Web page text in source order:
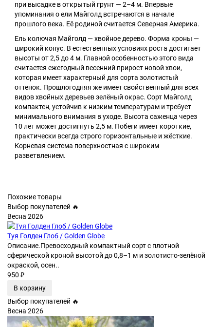
при высадке в открытый грунт — 2–4 м. Впервые
упоминания о ели Майголд встречаются в начале
прошлого века. Её родиной считается Северная Америка.
Ель колючая Майголд — хвойное дерево. Форма кроны —
широкий конус. В естественных условиях роста достигает
высоты от 2,5 до 4 м. Главной особенностью этого вида
считается ежегодный весенний прирост новой хвои,
которая имеет характерный для сорта золотистый
оттенок. Прошлогодняя же имеет свойственный для всех
видов хвойных деревьев зелёный окрас. Сорт Майголд
компактен, устойчив к низким температурам и требует
минимального внимания в уходе. Высота саженца через
10 лет может достигнуть 2,5 м. Побеги имеет короткие,
практически всегда строго горизонтальные и жёсткие.
Корневая система поверхностная с широким
разветвлением.
Похожие товары
Выбор покупателей 🔥
Весна 2026
Туя Голден Глоб / Golden Globe
Описание.Превосходный компактный сорт с плотной
сферической кроной высотой до 0,8–1 м и золотисто-зелёной
окраской, осен..
950 ₽
В корзину
Выбор покупателей 🔥
Весна 2026